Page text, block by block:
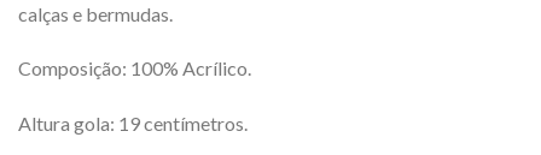
calças e bermudas.
Composição: 100% Acrílico.
Altura gola: 19 centímetros.